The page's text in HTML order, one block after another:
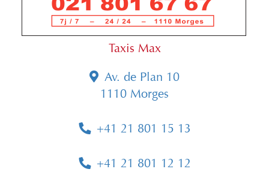
Taxis Max
Av. de Plan 10
1110 Morges
+41 21 801 15 13
+41 21 801 12 12